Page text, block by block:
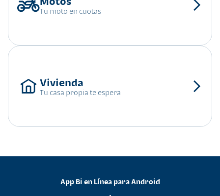
Tu moto en cuotas
Tu casa propia te espera
App Bi en Línea para Android